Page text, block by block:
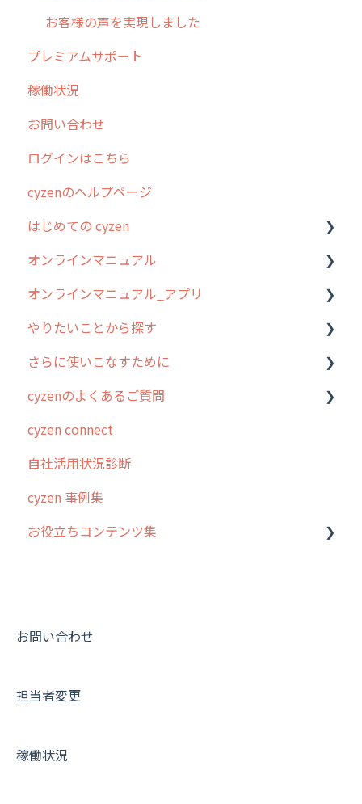
お客様の声を実現しました
プレミアムサポート
稼働状況
お問い合わせ
ログインはこちら
cyzenのヘルプページ
はじめての cyzen
0. はじめてのcyzenの使い方
1. cyzenについて知ろう
2. 主要機能の概要
3. cyzenの位置情報取得について
4. cyzen利用前の準備：システム管理者編
5. 基本的な使い方：システム管理者編
6. 基本的な使い方：ユーザー編
7. 初心者向けよくある質問集
8. 用語集
【業界業種別】cyzen設定方法
オンラインマニュアル
管理サイトの使い始め
ユーザー・グループ管理
行動管理
予定管理
スポット
ステータス・主観
報告書・行動種別
勤怠管理
帳票出力
商品
オンラインマニュアル_アプリ
アプリの使い始め
ホーム画面
スポット
報告閲覧
予定
日報
履歴
パフォーマンス
お知らせ
やりたいことから探す
行動管理
勤怠管理
予定管理
スポット
ステータス・主観
報告書・行動種別
活動通知
商品
さらに使いこなすために
はじめに
スポット・ステータス関連オプション
交通費自動計算
安全走行支援
写真管理・高画質化
その他オプション
契約・その他
cyzenのよくあるご質問
ログインについて
グループ・ユーザーについて
GPS・位置情報 について
ルート自動記録 について
報告書について
メンバー画面について
cyzen connect
自社活用状況診断
cyzen 事例集
お役立ちコンテンツ集
動画集：共通
お問い合わせ
担当者変更
稼働状況